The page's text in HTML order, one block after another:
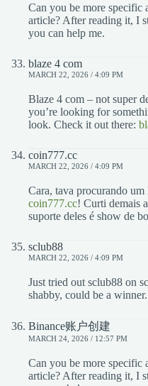
Can you be more specific
article? After reading it, I
you can help me.
blaze 4 com
MARCH 22, 2026 / 4:09 PM
Blaze 4 com – not super
you’re looking for
look. Check it out there:
coin777.cc
MARCH 22, 2026 / 4:09 PM
Cara, tava procurando
coin777.cc! Curti demais
suporte deles é show de
sclub88
MARCH 22, 2026 / 4:09 PM
Just tried out sclub88 on
shabby, could be a
Binance账户创建
MARCH 24, 2026 / 12:57 PM
Can you be more specific
article? After reading it, I